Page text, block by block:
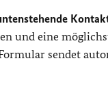
und eine
sendet